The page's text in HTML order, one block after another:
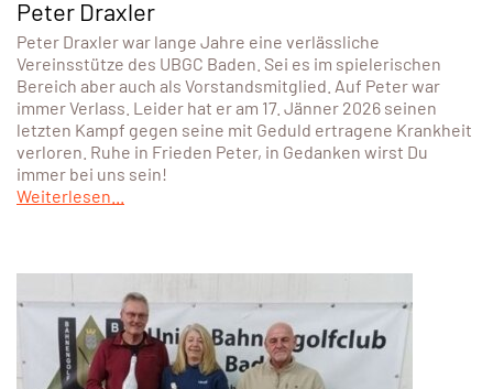
Peter Draxler
Peter Draxler war lange Jahre eine verlässliche
Vereinsstütze des UBGC Baden. Sei es im spielerischen
Bereich aber auch als Vorstandsmitglied. Auf Peter war
immer Verlass. Leider hat er am 17. Jänner 2026 seinen
letzten Kampf gegen seine mit Geduld ertragene Krankheit
verloren. Ruhe in Frieden Peter, in Gedanken wirst Du
immer bei uns sein!
Weiterlesen...